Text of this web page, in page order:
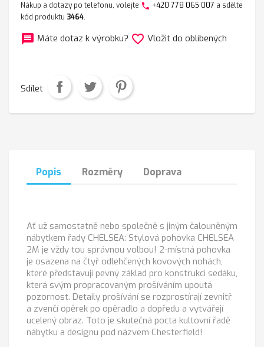
Nákup a dotazy po telefonu, volejte phone +420 778 065 007 a sdělte
kód produktu 3464.
message Máte dotaz k výrobku? favorite_border Vložit do oblíbených
Sdílet
Popis Rozměry Doprava
Ať už samostatně nebo společně s jiným čalouněným
nábytkem řady CHELSEA: Stylová pohovka CHELSEA
2M je vždy tou správnou volbou! 2-místná pohovka
je osazena na čtyř odlehčených kovových nohách,
které představují pevný základ pro konstrukci sedáku,
která svým propracovaným prošíváním upoutá
pozornost. Detaily prošívání se rozprostírají zevnitř
a zvenčí opěrek po opěradlo a dopředu a vytvářejí
ucelený obraz. Toto je skutečná pocta kultovní řadě
nábytku a designu pod názvem Chesterfield!